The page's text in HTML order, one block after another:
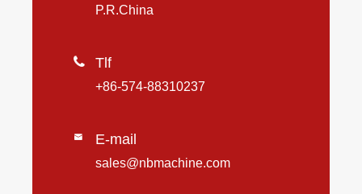
P.R.China
 Tlf
+86-574-88310237
 E-mail
sales@nbmachine.com